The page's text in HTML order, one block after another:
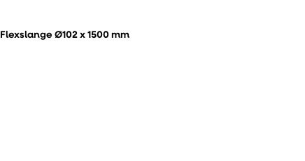
Flexslange Ø102 x 1500 mm